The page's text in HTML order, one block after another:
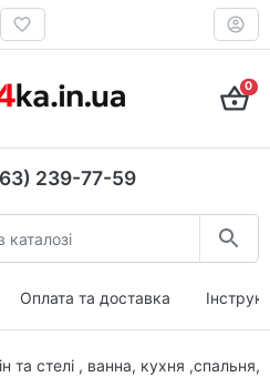
0
239-77-59
Оплата та доставка
та стелі , ванна, кухня ,спальня,